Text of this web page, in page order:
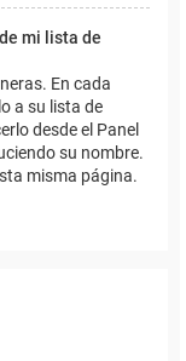
mi lista de
En cada
a su lista de
desde el Panel
su nombre.
misma página.